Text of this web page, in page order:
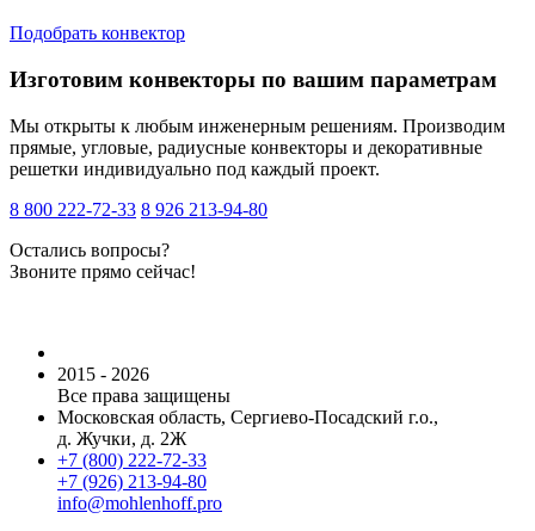
Подобрать конвектор
Изготовим конвекторы по вашим параметрам
Мы открыты к любым инженерным решениям. Производим
прямые, угловые, радиусные конвекторы и декоративные
решетки индивидуально под каждый проект.
8 800 222-72-33 8 926 213-94-80
Остались вопросы?
Звоните прямо сейчас!
2015 - 2026
Все права защищены
Московская область, Сергиево-Посадский г.о.,
д. Жучки, д. 2Ж
+7 (800) 222-72-33
+7 (926) 213-94-80
info@mohlenhoff.pro